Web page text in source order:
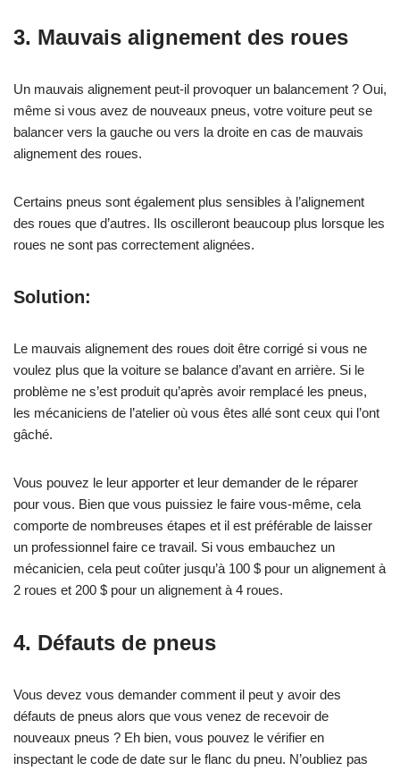
3. Mauvais alignement des roues
Un mauvais alignement peut-il provoquer un balancement ? Oui,
même si vous avez de nouveaux pneus, votre voiture peut se
balancer vers la gauche ou vers la droite en cas de mauvais
alignement des roues.
Certains pneus sont également plus sensibles à l’alignement
des roues que d’autres. Ils oscilleront beaucoup plus lorsque les
roues ne sont pas correctement alignées.
Solution:
Le mauvais alignement des roues doit être corrigé si vous ne
voulez plus que la voiture se balance d’avant en arrière. Si le
problème ne s’est produit qu’après avoir remplacé les pneus,
les mécaniciens de l’atelier où vous êtes allé sont ceux qui l’ont
gâché.
Vous pouvez le leur apporter et leur demander de le réparer
pour vous. Bien que vous puissiez le faire vous-même, cela
comporte de nombreuses étapes et il est préférable de laisser
un professionnel faire ce travail. Si vous embauchez un
mécanicien, cela peut coûter jusqu’à 100 $ pour un alignement à
2 roues et 200 $ pour un alignement à 4 roues.
4. Défauts de pneus
Vous devez vous demander comment il peut y avoir des
défauts de pneus alors que vous venez de recevoir de
nouveaux pneus ? Eh bien, vous pouvez le vérifier en
inspectant le code de date sur le flanc du pneu. N’oubliez pas